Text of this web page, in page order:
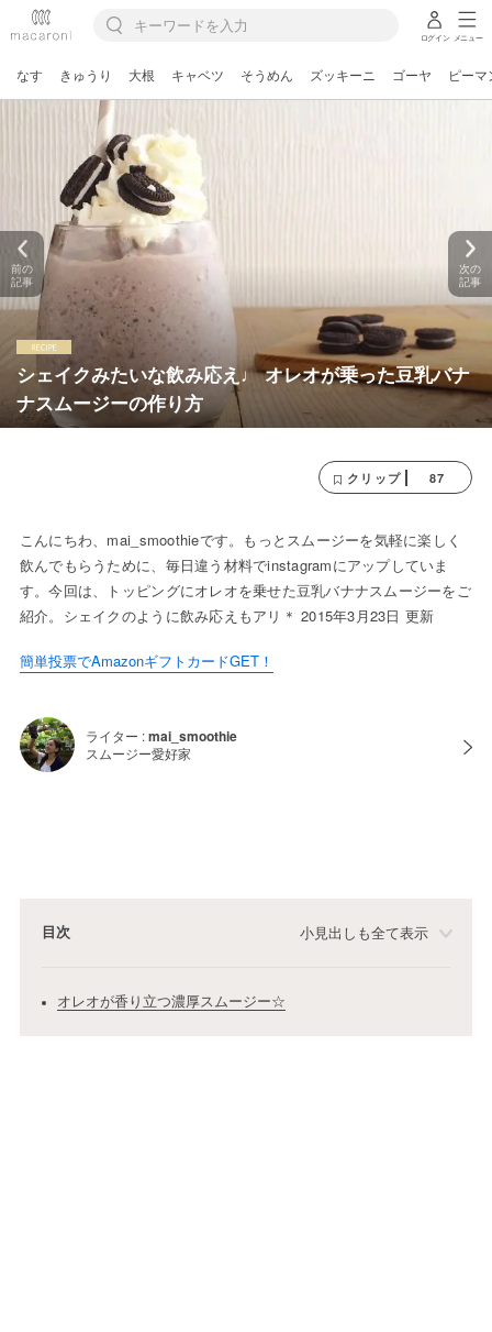
ログイン メニュー
なす きゅうり 大根 キャベツ そうめん ズッキーニ ゴーヤ ピーマ
シェイクみたいな飲み応え♩ オレオが乗った豆乳バナ
ナスムージーの作り方
前の
記事
次の
記事
クリップ 87
こんにちわ、mai_smoothieです。もっとスムージーを気軽に楽しく
飲んでもらうために、毎日違う材料でinstagramにアップしていま
す。今回は、トッピングにオレオを乗せた豆乳バナナスムージーをご
紹介。シェイクのように飲み応えもアリ＊ 2015年3月23日 更新
簡単投票でAmazonギフトカードGET！
ライター :mai_smoothie
スムージー愛好家
目次 小見出しも全て表示
オレオが香り立つ濃厚スムージー☆